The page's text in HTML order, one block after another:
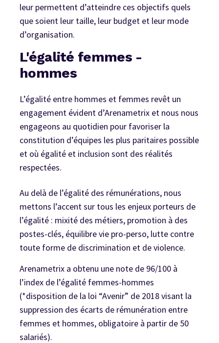
leur permettent d’atteindre ces objectifs quels
que soient leur taille, leur budget et leur mode
d’organisation.
L'égalité femmes -
hommes
L’égalité entre hommes et femmes revêt un
engagement évident d’Arenametrix et nous nous
engageons au quotidien pour favoriser la
constitution d’équipes les plus paritaires possible
et où égalité et inclusion sont des réalités
respectées.
Au delà de l’égalité des rémunérations, nous
mettons l’accent sur tous les enjeux porteurs de
l’égalité : mixité des métiers, promotion à des
postes-clés, équilibre vie pro-perso, lutte contre
toute forme de discrimination et de violence.
Arenametrix a obtenu une note de 96/100 à
l’index de l’égalité femmes-hommes
(*disposition de la loi “Avenir” de 2018 visant la
suppression des écarts de rémunération entre
femmes et hommes, obligatoire à partir de 50
salariés).